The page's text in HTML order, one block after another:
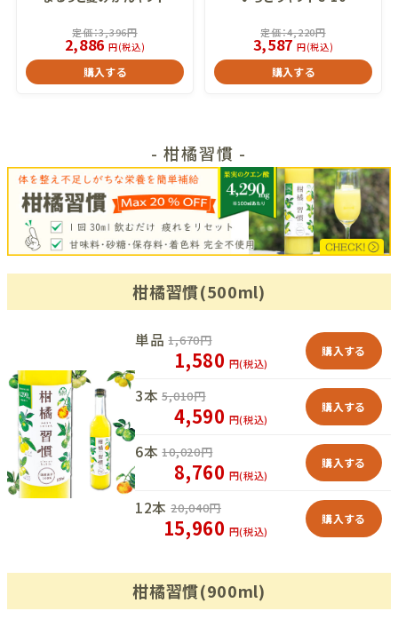
定価：3,396円
2,886 円(税込)
購入する
定価：4,220円
3,587 円(税込)
購入する
- 柑橘習慣 -
柑橘習慣(500ml)
単品 1,670円
1,580 円(税込)
購入する
3本 5,010円
4,590 円(税込)
購入する
6本 10,020円
8,760 円(税込)
購入する
12本 20,040円
15,960 円(税込)
購入する
柑橘習慣(900ml)